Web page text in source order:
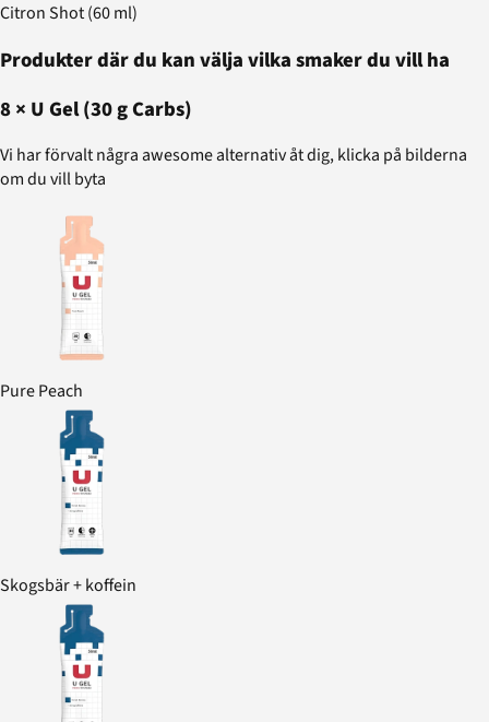
Citron Shot (60 ml)
Produkter där du kan välja vilka smaker du vill ha
8× U Gel (30 g Carbs)
Vi har förvalt några awesome alternativ åt dig, klicka på bilderna
om du vill byta
Pure Peach
Skogsbär + koffein